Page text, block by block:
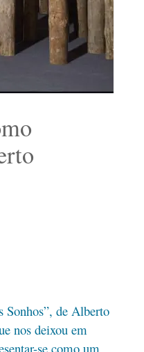
Sonhos”, de Alberto
nos deixou em
se como um